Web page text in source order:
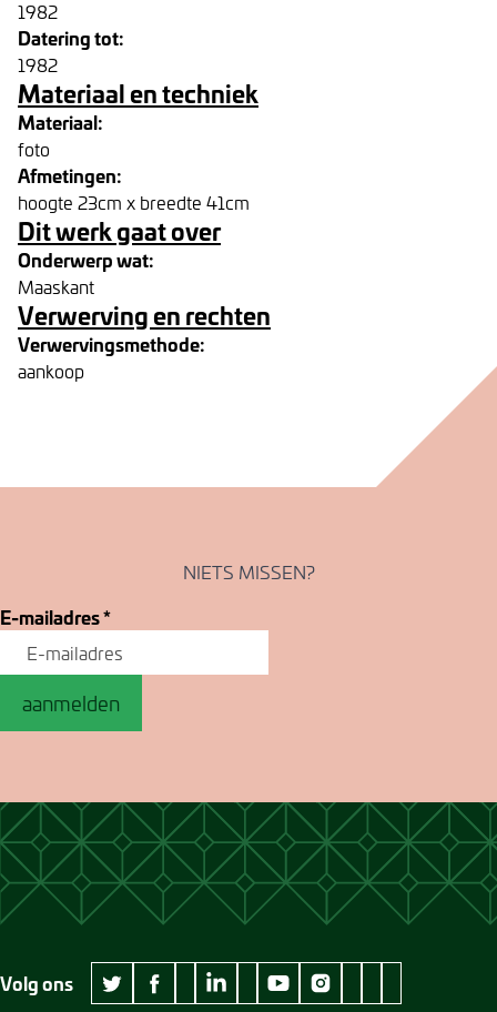
1982
Datering tot:
1982
Materiaal en techniek
Materiaal:
foto
Afmetingen:
hoogte 23cm x breedte 41cm
Dit werk gaat over
Onderwerp wat:
Maaskant
Verwerving en rechten
Verwervingsmethode:
aankoop
NIETS MISSEN?
E-mailadres*
aanmelden
Volg ons
twitter Museum Jan Cunen
facebook Museum Jan Cunen
wikipedia Museum Jan Cunen
linkedin Museum Jan Cunen
googleplus Museum Jan Cunen
youtube Museum Jan Cunen
instagram Museum